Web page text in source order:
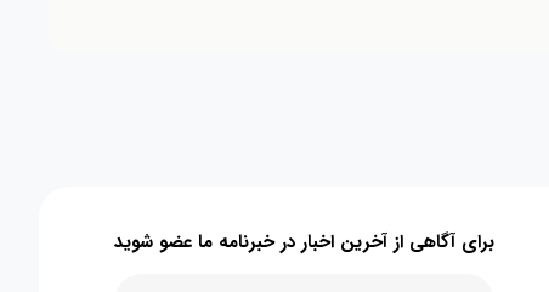
برای آگاهی از آخرین اخبار در خبرنامه ما عضو شوید